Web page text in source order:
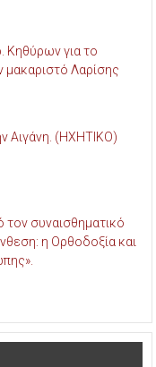
Κηθύρων για το
μακαριστό Λαρίσης
Αιγάνη. (ΗΧΗΤΙΚΟ)
συναισθηματικό
η Ορθοδοξία και